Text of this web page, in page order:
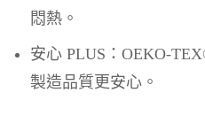
悶熱。
安心 PLUS：OEKO-
製造品質更安心。